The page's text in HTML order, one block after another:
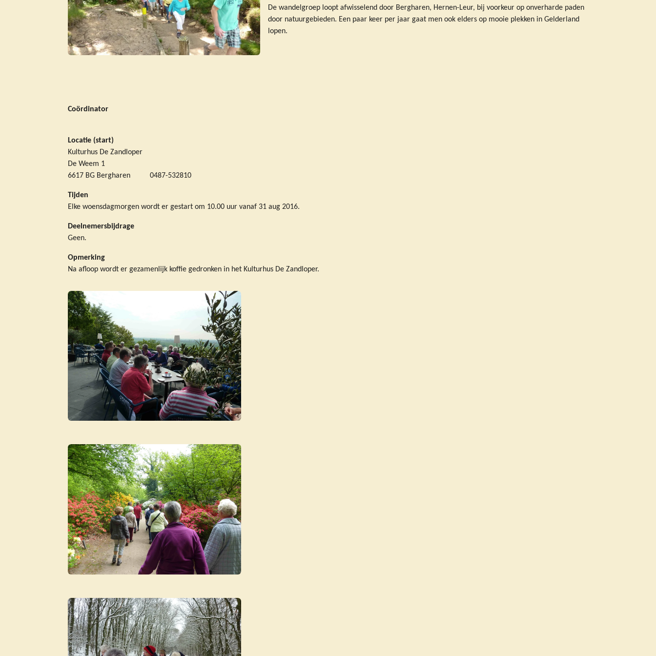
De wandelgroep loopt afwisselend door Bergharen, Hernen-Leur, bij voorkeur op onverharde paden
door natuurgebieden. Een paar keer per jaar gaat men ook elders op mooie plekken in Gelderland
lopen.
Coördinator
Locatie (start)
Kulturhus De Zandloper
De Weem 1
6617 BG Bergharen 0487-532810
Tijden
Elke woensdagmorgen wordt er gestart om 10.00 uur vanaf 31 aug 2016.
Deelnemersbijdrage
Geen.
Opmerking
Na afloop wordt er gezamenlijk koffie gedronken in het Kulturhus De Zandloper.